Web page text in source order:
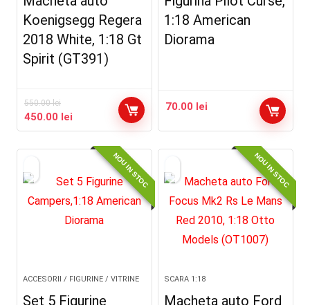
Koenigsegg Regera
2018 White, 1:18 Gt
Spirit (GT391)
550.00lei
Prețul
inițial
550.00 lei.
450.00 lei
curent
este:
450.00 lei.
1:18 American
Diorama
70.00 lei
NOU IN STOC
ACCESORII / FIGURINE / VITRINE
Set 5 Figurine
NOU IN STOC
SCARA 1:18
Macheta auto Ford